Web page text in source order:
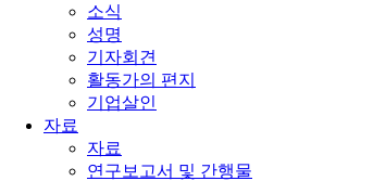
소식
성명
기자회견
활동가의 편지
기업살인
자료
자료
연구보고서 및 간행물